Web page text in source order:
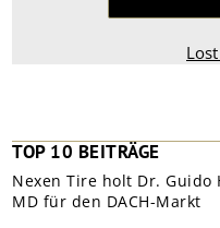
TOP 10 BEITRÄGE
Nexen Tire holt Dr. Guido
MD für den DACH-Markt